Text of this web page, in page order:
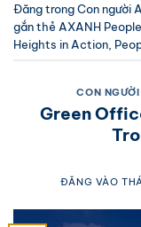
Đăng trongCon người
gắn thẻ AXANH
Heights in Action
CON
Green
ĐĂNG VÀO